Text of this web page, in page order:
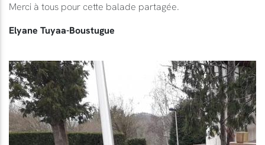
Merci à tous pour cette balade partagée.
Elyane Tuyaa-Boustugue